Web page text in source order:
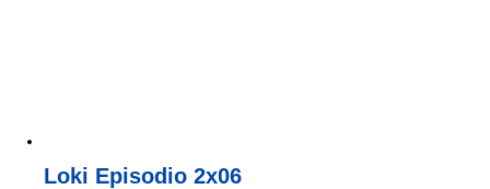
Loki Episodio 2x06